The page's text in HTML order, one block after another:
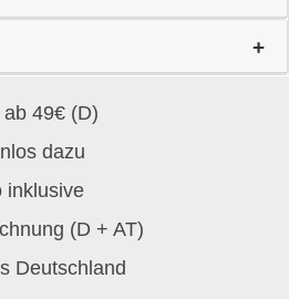
49€ (D)
dazu
inklusive
(D + AT)
Deutschland